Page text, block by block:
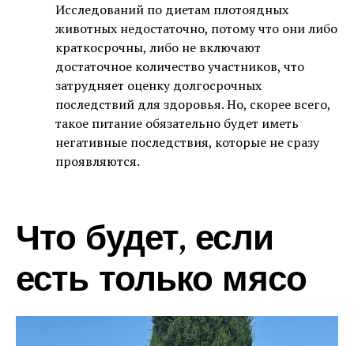
Исследований по диетам плотоядных
животных недостаточно, потому что они либо
краткосрочны, либо не включают
достаточное количество участников, что
затрудняет оценку долгосрочных
последствий для здоровья. Но, скорее всего,
такое питание обязательно будет иметь
негативные последствия, которые не сразу
проявляются.
Что будет, если
есть только мясо